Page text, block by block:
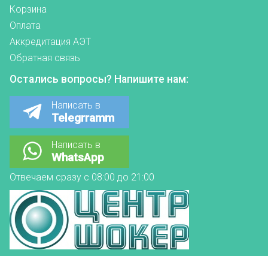
Корзина
Оплата
Аккредитация АЭТ
Обратная связь
Остались вопросы? Напишите нам:
Написать в
Telegrramm
Написать в
WhatsApp
Отвечаем сразу с 08:00 до 21:00